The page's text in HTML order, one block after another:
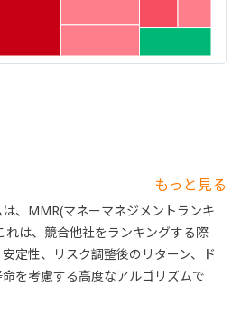
もっと見る
、MMR(マネーマネジメントランキ
れは、競合他社をランキングする際
定性、リスク調整後のリターン、ド
を考慮する高度なアルゴリズムで